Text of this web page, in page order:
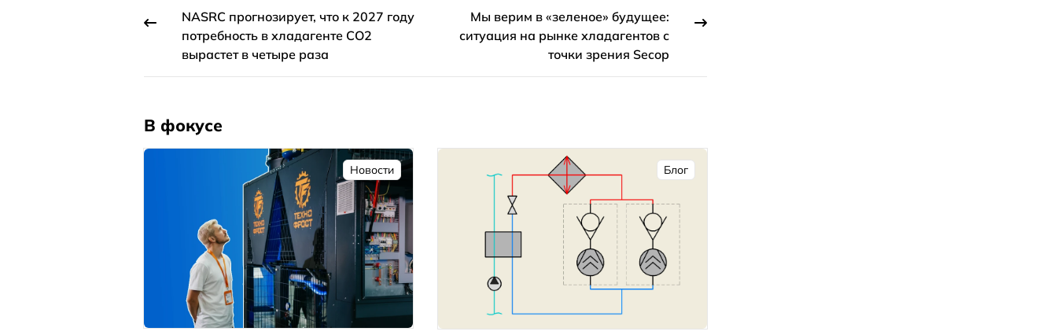
NASRC прогнозирует, что к 2027 году
потребность в хладагенте CO2
вырастет в четыре раза
Мы верим в «зеленое» будущее:
ситуация на рынке хладагентов с
точки зрения Secop
В фокусе
Новости Блог